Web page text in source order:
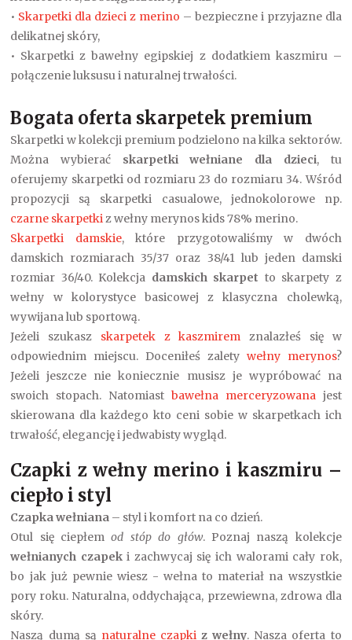
• Skarpetki dla dzieci z merino – bezpieczne i przyjazne dla
delikatnej skóry,
• Skarpetki z bawełny egipskiej z dodatkiem kaszmiru –
połączenie luksusu i naturalnej trwałości.
Bogata oferta skarpetek premium
Skarpetki w kolekcji premium podzielono na kilka sektorów.
Można wybierać skarpetki wełniane dla dzieci, tu
oferujemy skarpetki od rozmiaru 23 do rozmiaru 34. Wśród
propozycji są skarpetki casualowe, jednokolorowe np.
czarne skarpetkiz wełny merynos kids 78% merino.
Skarpetki damskie, które przygotowaliśmy w dwóch
damskich rozmiarach 35/37 oraz 38/41 lub jeden damski
rozmiar 36/40. Kolekcja damskich skarpet to skarpety z
wełny w kolorystyce basicowej z klasyczna cholewką,
wywijana lub sportową.
Jeżeli szukasz skarpetek z kaszmirem znalazłeś się w
odpowiednim miejscu. Doceniłeś zalety wełny merynos?
Jeżeli jeszcze nie koniecznie musisz je wypróbować na
swoich stopach. Natomiast bawełna merceryzowanajest
skierowana dla każdego kto ceni sobie w skarpetkach ich
trwałość, elegancję i jedwabisty wygląd.
Czapki z wełny merino i kaszmiru –
ciepło i styl
Czapka wełniana – styl i komfort na co dzień.
Otul się ciepłem od stóp do głów. Poznaj naszą kolekcje
wełnianych czapeki zachwycaj się ich walorami cały rok,
bo jak już pewnie wiesz - wełna to materiał na wszystkie
pory roku. Naturalna, oddychająca, przewiewna, zdrowa dla
skóry.
Naszą dumą są naturalne czapki z wełny. Nasza oferta to